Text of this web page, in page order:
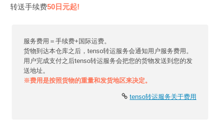
转送手续费50日元起!
服务费用＝手续费+国际运费。
货物到达本仓库之后，tenso转运服务会通知用户服务费用。
用户完成支付之后tenso转运服务会把您的货物发送到您的发
送地址。
※费用是按照货物的重量和发货地区来决定。
tenso转运服务关于费用